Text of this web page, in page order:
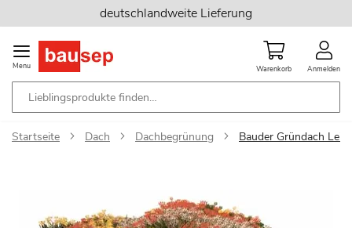
Inhalt
springen
deutschlandweite Lieferung
Menu Warenkorb Anmelden
Startseite Dach Dachbegrünung Bauder Gründach
Bildgalerie